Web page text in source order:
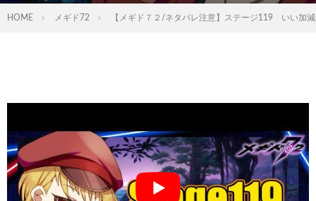
HOME メギド72 【メギド７２/ネタバレ注意】ステージ119 いい加